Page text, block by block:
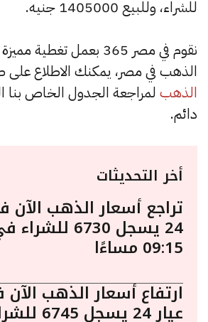
للشراء، وللبيع 1405000 جنيه.
نقوم في مصر 365 بعمل
الذهب في مصر، يمكنك الاطلاع
الذهب لمراجعة الجدول الخاص
دائم.
أخر التحديثات
تراجع أسعار الذهب الآن
24 يسجل 6730
09:15 مساءًا
ارتفاع أسعار الذهب
عيار 24